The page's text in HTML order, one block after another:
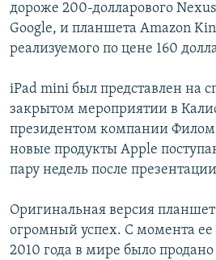
дороже 200-долларового
Google, и планшета Amazon
реализуемого по цене 160
iPad mini был представлен на
закрытом мероприятии в
президентом компании
новые продукты Apple
пару недель после
Оригинальная версия
огромный успех. С момента ее
2010 года в мире было